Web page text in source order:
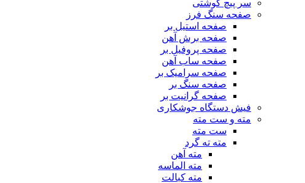
سر پیچ گوشتی
صفحه سنگ فرز
صفحه استیل بر
صفحه برش آهن
صفحه پروفیل بر
صفحه ساب آهن
صفحه سرامیک بر
صفحه سنگ بر
صفحه گرانیت بر
فیش دستگاه جوشکاری
مته و ست مته
ست مته
مته ته گرد
مته آهن
مته الماسه
مته کبالت